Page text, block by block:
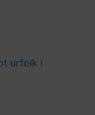
urfolk i